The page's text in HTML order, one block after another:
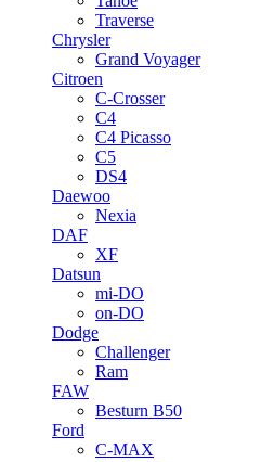
Traverse
Chrysler
Grand Voyager
Citroen
C-Crosser
C4
C4 Picasso
C5
DS4
Daewoo
Nexia
DAF
XF
Datsun
mi-DO
on-DO
Dodge
Challenger
Ram
FAW
Besturn B50
Ford
C-MAX